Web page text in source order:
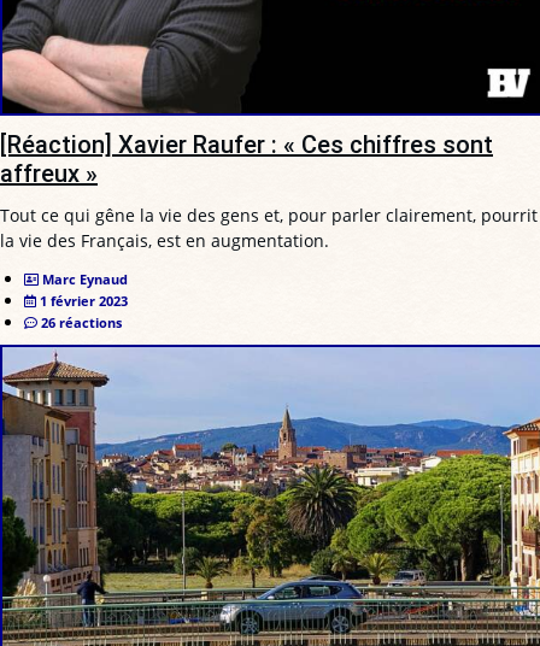
[Réaction] Xavier Raufer : « Ces chiffres sont
affreux »
Tout ce qui gêne la vie des gens et, pour parler clairement, pourrit
la vie des Français, est en augmentation.
Marc Eynaud
1 février 2023
26 réactions